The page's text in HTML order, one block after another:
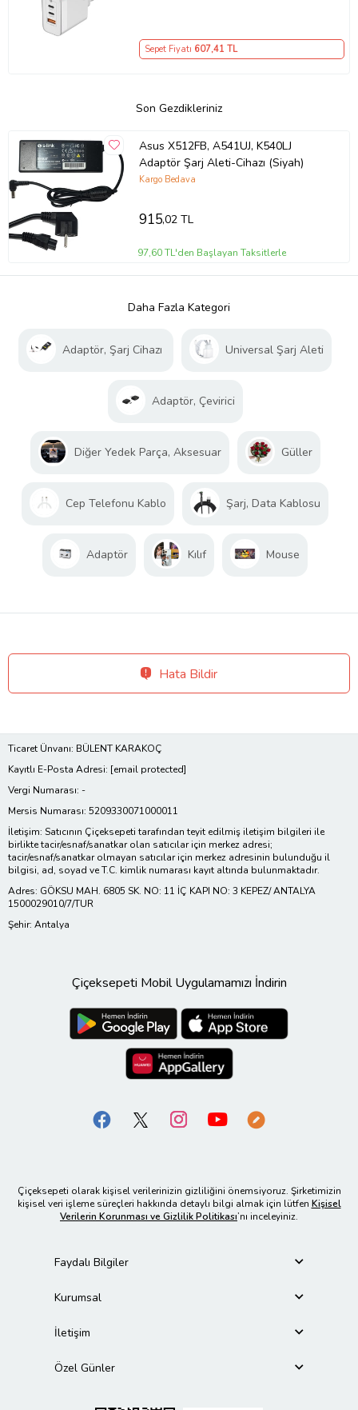
Adaptörü – Type-C ve USB Çıkışlı,
Evrensel 65W Duvar Tipi Şarj
Sepet Fiyatı 607,41 TL
Son Gezdikleriniz
Asus X512FB, A541UJ, K540LJ
Adaptör Şarj Aleti-Cihazı (Siyah)
Kargo Bedava
915,02 TL
97,60 TL'den Başlayan Taksitlerle
Daha Fazla Kategori
Adaptör, Şarj Cihazı Universal Şarj Aleti
Adaptör, Çevirici
Diğer Yedek Parça, Aksesuar Güller
Cep Telefonu Kablo Şarj, Data Kablosu
Adaptör Kılıf Mouse
Hata Bildir
Ticaret Ünvanı: BÜLENT KARAKOÇ
Kayıtlı E-Posta Adresi: [email protected]
Vergi Numarası: -
Mersis Numarası: 5209330071000011
İletişim: Satıcının Çiçeksepeti tarafından teyit edilmiş iletişim bilgileri ile
birlikte tacir/esnaf/sanatkar olan satıcılar için merkez adresi;
tacir/esnaf/sanatkar olmayan satıcılar için merkez adresinin bulunduğu il
bilgisi, ad, soyad ve T.C. kimlik numarası kayıt altında bulunmaktadır.
Adres: GÖKSU MAH. 6805 SK. NO: 11 İÇ KAPI NO: 3 KEPEZ/ ANTALYA
1500029010/7/TUR
Şehir: Antalya
Çiçeksepeti Mobil Uygulamamızı İndirin
Çiçeksepeti olarak kişisel verilerinizin gizliliğini önemsiyoruz. Şirketimizin
kişisel veri işleme süreçleri hakkında detaylı bilgi almak için lütfen Kişisel
Verilerin Korunması ve Gizlilik Politikası’nı inceleyiniz.
Faydalı Bilgiler
Kurumsal
İletişim
Özel Günler